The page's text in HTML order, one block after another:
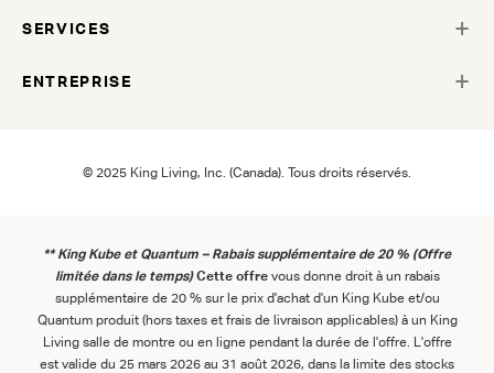
SERVICES
ENTREPRISE
© 2025 King Living, Inc. (Canada). Tous droits réservés.
** King Kube et Quantum – Rabais supplémentaire de 20 % (Offre
limitée dans le temps) Cette offrevous donne droit à un rabais
supplémentaire de 20 % sur le prix d'achat d'un King Kube et/ou
Quantum produit (hors taxes et frais de livraison applicables) à un King
Living salle de montre ou en ligne pendant la durée de l'offre. L'offre
est valide du 25 mars 2026 au 31 août 2026, dans la limite des stocks